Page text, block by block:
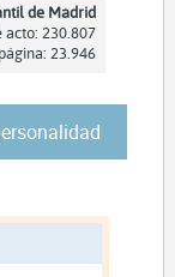
de Madrid
acto: 230.807
23.946